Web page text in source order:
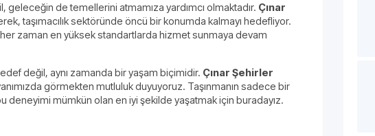
de temellerini atmamıza yardımcı olmaktadır. Çınar
taşımacılık sektöründe öncü bir konumda kalmayı hedefliyor.
zaman en yüksek standartlarda hizmet sunmaya devam
değil, aynı zamanda bir yaşam biçimidir. Çınar Şehirler
görmekten mutluluk duyuyoruz. Taşınmanın sadece bir
deneyimi mümkün olan en iyi şekilde yaşatmak için buradayız.